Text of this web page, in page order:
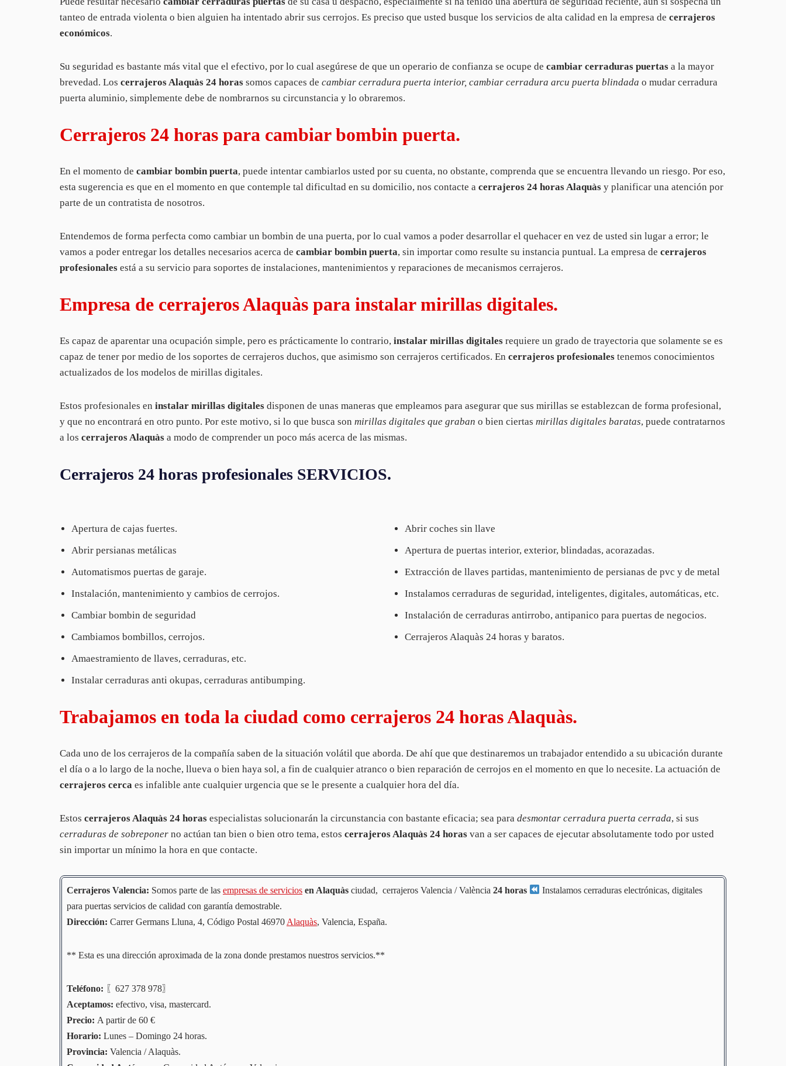
tanteo de entrada violenta o bien alguien ha intentado abrir sus cerrojos. Es preciso que usted busque los servicios de alta calidad en la empresa de cerrajeros
económicos.
Su seguridad es bastante más vital que el efectivo, por lo cual asegúrese de que un operario de confianza se ocupe de cambiar cerraduras puertas a la mayor
brevedad. Los cerrajeros Alaquàs 24 horas somos capaces de cambiar cerradura puerta interior, cambiar cerradura arcu puerta blindada o mudar cerradura
puerta aluminio, simplemente debe de nombrarnos su circunstancia y lo obraremos.
Cerrajeros 24 horas para cambiar bombin puerta.
En el momento de cambiar bombin puerta, puede intentar cambiarlos usted por su cuenta, no obstante, comprenda que se encuentra llevando un riesgo. Por eso,
esta sugerencia es que en el momento en que contemple tal dificultad en su domicilio, nos contacte a cerrajeros 24 horas Alaquàs y planificar una atención por
parte de un contratista de nosotros.
Entendemos de forma perfecta como cambiar un bombin de una puerta, por lo cual vamos a poder desarrollar el quehacer en vez de usted sin lugar a error; le
vamos a poder entregar los detalles necesarios acerca de cambiar bombin puerta, sin importar como resulte su instancia puntual. La empresa de cerrajeros
profesionales está a su servicio para soportes de instalaciones, mantenimientos y reparaciones de mecanismos cerrajeros.
Empresa de cerrajeros Alaquàs para instalar mirillas digitales.
Es capaz de aparentar una ocupación simple, pero es prácticamente lo contrario, instalar mirillas digitales requiere un grado de trayectoria que solamente se es
capaz de tener por medio de los soportes de cerrajeros duchos, que asimismo son cerrajeros certificados. En cerrajeros profesionales tenemos conocimientos
actualizados de los modelos de mirillas digitales.
Estos profesionales en instalar mirillas digitales disponen de unas maneras que empleamos para asegurar que sus mirillas se establezcan de forma profesional,
y que no encontrará en otro punto. Por este motivo, si lo que busca son mirillas digitales que graban o bien ciertas mirillas digitales baratas, puede contratarnos
a los cerrajeros Alaquàs a modo de comprender un poco más acerca de las mismas.
Cerrajeros 24 horas profesionales SERVICIOS.
Apertura de cajas fuertes.
Abrir persianas metálicas
Automatismos puertas de garaje.
Instalación, mantenimiento y cambios de cerrojos.
Cambiar bombin de seguridad
Cambiamos bombillos, cerrojos.
Amaestramiento de llaves, cerraduras, etc.
Instalar cerraduras anti okupas, cerraduras antibumping.
Abrir coches sin llave
Apertura de puertas interior, exterior, blindadas, acorazadas.
Extracción de llaves partidas, mantenimiento de persianas de pvc y de metal
Instalamos cerraduras de seguridad, inteligentes, digitales, automáticas, etc.
Instalación de cerraduras antirrobo, antipanico para puertas de negocios.
Cerrajeros Alaquàs 24 horas y baratos.
Trabajamos en toda la ciudad como cerrajeros 24 horas Alaquàs.
Cada uno de los cerrajeros de la compañía saben de la situación volátil que aborda. De ahí que que destinaremos un trabajador entendido a su ubicación durante
el día o a lo largo de la noche, llueva o bien haya sol, a fin de cualquier atranco o bien reparación de cerrojos en el momento en que lo necesite. La actuación de
cerrajeros cerca es infalible ante cualquier urgencia que se le presente a cualquier hora del día.
Estos cerrajeros Alaquàs 24 horas especialistas solucionarán la circunstancia con bastante eficacia; sea para desmontar cerradura puerta cerrada, si sus
cerraduras de sobreponer no actúan tan bien o bien otro tema, estos cerrajeros Alaquàs 24 horas van a ser capaces de ejecutar absolutamente todo por usted
sin importar un mínimo la hora en que contacte.
Cerrajeros Valencia: Somos parte de las empresas de servicios en Alaquàs ciudad, cerrajeros Valencia / València 24 horas
Instalamos cerraduras electrónicas, digitales
para puertas servicios de calidad con garantía demostrable.
Dirección: Carrer Germans Lluna, 4, Código Postal 46970 Alaquàs, Valencia, España.
** Esta es una dirección aproximada de la zona donde prestamos nuestros servicios.**
Teléfono: 〖627 378 978〗
Aceptamos: efectivo, visa, mastercard.
Precio: A partir de 60 €
Horario: Lunes – Domingo 24 horas.
Provincia: Valencia / Alaquàs.